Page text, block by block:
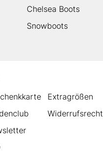
Chelsea Boots
Snowboots
Extragrößen
Widerrufsrecht